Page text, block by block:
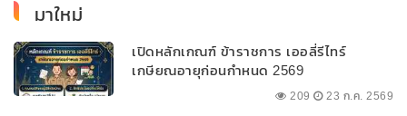
มาใหม่
เปิดหลักเกณฑ์ ข้าราชการ เออลี่รีไทร์
เกษียณอายุก่อนกำหนด 2569
209 23 ก.ค. 2569